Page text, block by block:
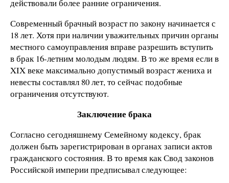
действовали более ранние ограничения.
Современный брачный возраст по закону начинается с
18 лет. Хотя при наличии уважительных причин органы
местного самоуправления вправе разрешить вступить
в брак 16-летним молодым людям. В то же время если в
XIX веке максимально допустимый возраст жениха и
невесты составлял 80 лет, то сейчас подобные
ограничения отсутствуют.
Заключение брака
Согласно сегодняшнему Семейному кодексу, брак
должен быть зарегистрирован в органах записи актов
гражданского состояния. В то время как Свод законов
Российской империи предписывал следующее: